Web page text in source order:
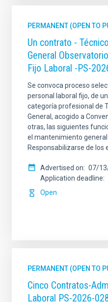
PERMANENT (OPEN TO
Un contrato -
General
Fijo Laboral -PS-
Se convoca proceso
personal laboral fijo, de
categoría profesional de
General, acogido a
otras, las siguientes
el mantenimiento general
Responsabilizarse de los
Advertised on
07/
Application deadline
Open
PERMANENT (OPEN TO
Cinco Contratos-
Laboral PS-2026-